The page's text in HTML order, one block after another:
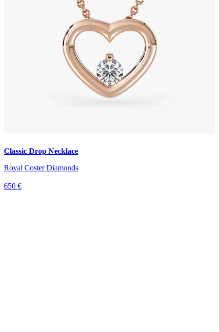
Classic Drop Necklace
Royal Coster Diamonds
650 €